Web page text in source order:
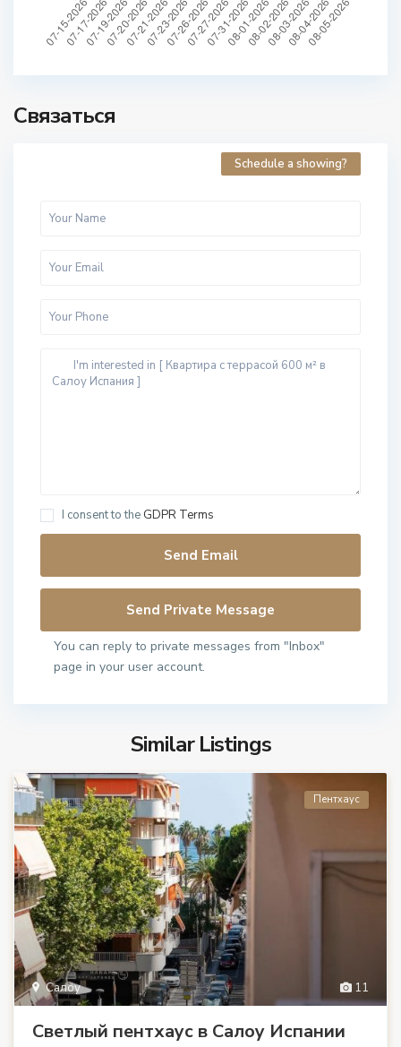
Связаться
Schedule a showing?
I consent to the GDPR Terms
You can reply to private messages from "Inbox"
page in your user account.
Similar Listings
11
Салоу
Пентхаус
Светлый пентхаус в Салоу Испании